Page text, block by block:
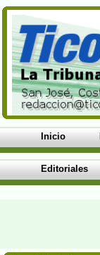
Inicio
Editoriales